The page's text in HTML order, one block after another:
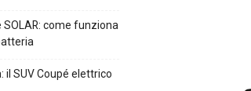
SOLAR: come funziona
il SUV Coupé elettrico